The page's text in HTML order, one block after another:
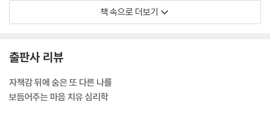
자책감을 느낍니다. 그 정도로 자식을 깊이 사랑하기 때문입니다. 무척 좋
아했던 연인과 이별을 해야 할 때, 상대방에게 이렇게 아픈 상처를 주었으
문에 강한 자책감 또한 생기는 게 아닐까 생각하게 됩니다. 자책감은 사랑
의 양에 비례한다는 얘기입니다.
--- p.112
책 속으로 더보기
출판사 리뷰
자책감 뒤에 숨은 또 다른 나를
보듬어주는 마음 치유 심리학